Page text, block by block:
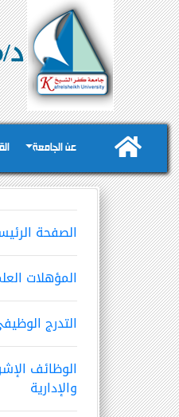
عن الجامعة
الصفحة
المؤهلات
التدرج
الوظائف
والإدارية